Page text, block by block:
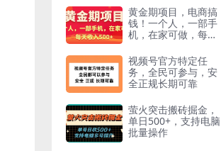
义技能
黄金期项目，电商搞
钱！一个人，一部手
机，在家可做，每天
视频号官方特定任
务，全民可参与，安
全正规长期可靠
萤火突击搬砖掘金，
单日500+，支持电脑
批量操作